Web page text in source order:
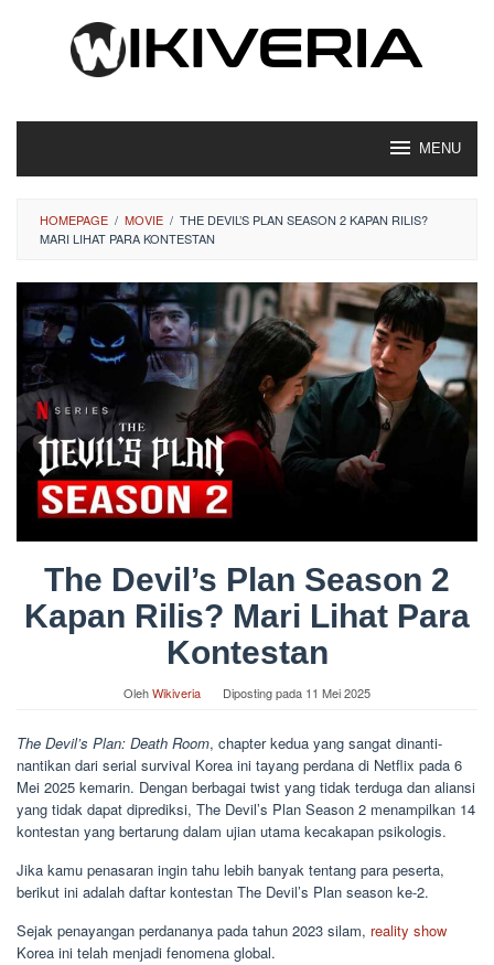
MENU
HOMEPAGE / MOVIE / THE DEVIL’S PLAN SEASON 2 KAPAN RILIS?
MARI LIHAT PARA KONTESTAN
The Devil’s Plan Season 2
Kapan Rilis? Mari Lihat Para
Kontestan
OlehWikiveria Diposting pada 11 Mei 2025
The Devil’s Plan: Death Room, chapter kedua yang sangat dinanti-
nantikan dari serial survival Korea ini tayang perdana di Netflix pada 6
Mei 2025 kemarin. Dengan berbagai twist yang tidak terduga dan aliansi
yang tidak dapat diprediksi, The Devil’s Plan Season 2 menampilkan 14
kontestan yang bertarung dalam ujian utama kecakapan psikologis.
Jika kamu penasaran ingin tahu lebih banyak tentang para peserta,
berikut ini adalah daftar kontestan The Devil’s Plan season ke-2.
Sejak penayangan perdananya pada tahun 2023 silam, reality show
Korea ini telah menjadi fenomena global.